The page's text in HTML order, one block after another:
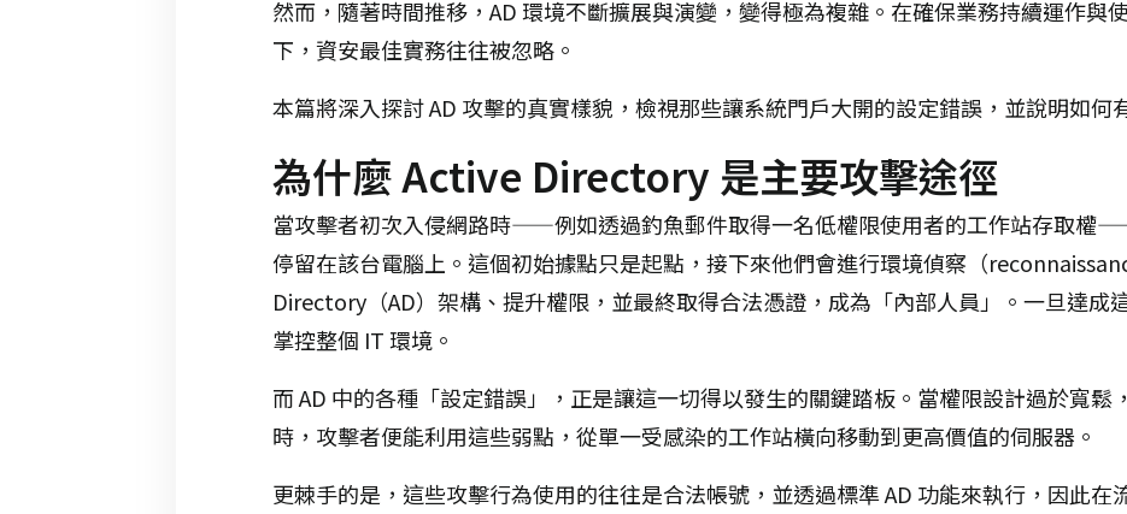
然而，隨著時間推移，AD 環境不斷擴展與演變，變得極為複雜。在確保業務持續運作與
下，資安最佳實務往往被忽略。
本篇將深入探討 AD 攻擊的真實樣貌，檢視那些讓系統門戶大開的設定錯誤，並說明如何
為什麼 Active Directory 是主要攻擊途徑
當攻擊者初次入侵網路時——例如透過釣魚郵件取得一名低權限使用者的工作站存取權
停留在該台電腦上。這個初始據點只是起點，接下來他們會進行環境偵察（
Directory（AD）架構、提升權限，並最終取得合法憑證，成為「內部人員」。一旦達成
掌控整個 IT 環境。
而 AD 中的各種「設定錯誤」，正是讓這一切得以發生的關鍵踏板。當權限設計過於寬鬆
時，攻擊者便能利用這些弱點，從單一受感染的工作站橫向移動到更高價值的伺服器。
更棘手的是，這些攻擊行為使用的往往是合法帳號，並透過標準 AD 功能來執行，因此在